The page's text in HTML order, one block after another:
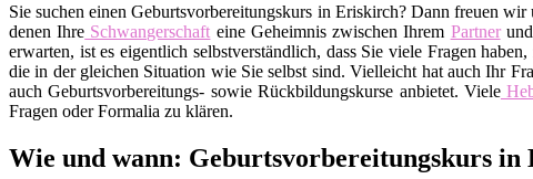
Sie suchen einen Geburtsvorbereitungskurs in Eriskirch? Dann freuen
denen Ihre Schwangerschaft eine Geheimnis zwischen Ihrem Partnerund
erwarten, ist es eigentlich selbstverständlich, dass Sie viele Fragen
die in der gleichen Situation wie Sie selbst sind. Vielleicht hat auch Ihr
auch Geburtsvorbereitungs- sowie Rückbildungskurse anbietet. Viele
Fragen oder Formalia zu klären.
Wie und wann: Geburtsvorbereitungskurs